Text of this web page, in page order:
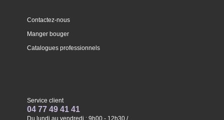
Contactez-nous
Manger bouger
Catalogues professionnels
Service client
04 77 49 41 41
Du lundi au vendredi : 9h00 - 12h30 /